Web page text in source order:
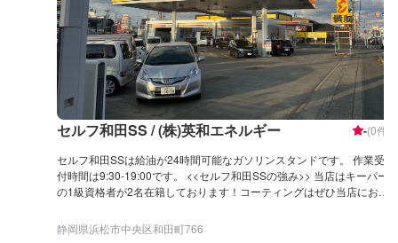
セルフ和田SS / (株)英和エネルギー -(0件)
セルフ和田SSは給油が24時間可能なガソリンスタンドです。 作業受
付時間は9:30-19:00です。 <<セルフ和田SSの強み>> 当店はキーパー
の1級資格者が2名在籍しております！コーティングはぜひ当店にお任
待ちしております。 <<アクセス>> 国道152号線・県道45号線に挟ま
れたところにございます。 宮竹交差点のすぐ近くです。
静岡県浜松市中央区和田町766